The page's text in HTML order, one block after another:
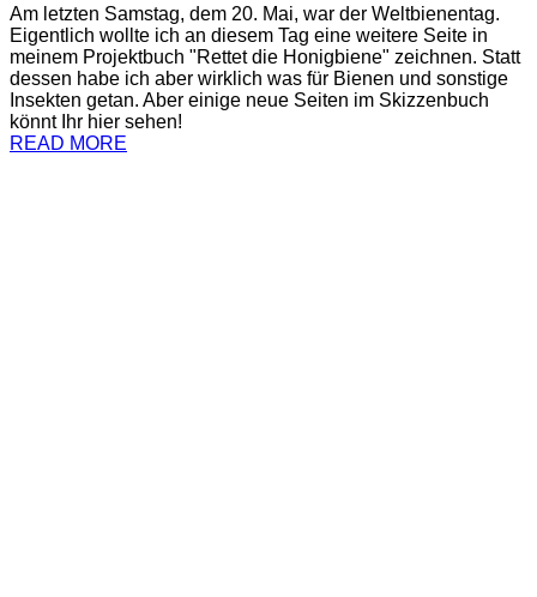
Am letzten Samstag, dem 20. Mai, war der Weltbienentag.
Eigentlich wollte ich an diesem Tag eine weitere Seite in
meinem Projektbuch "Rettet die Honigbiene" zeichnen. Statt
dessen habe ich aber wirklich was für Bienen und sonstige
Insekten getan. Aber einige neue Seiten im Skizzenbuch
könnt Ihr hier sehen!
READ MORE